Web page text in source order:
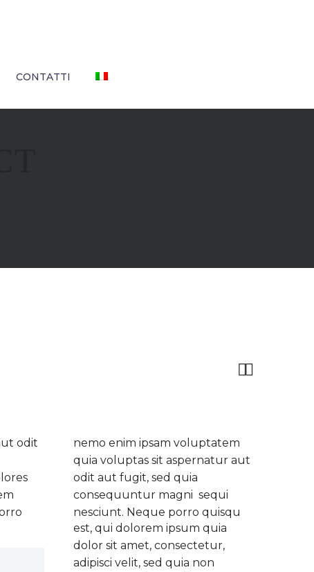
CONTATTI

odit
nemo enim ipsam voluptatem
quia voluptas sit aspernatur aut
odit aut fugit, sed quia
consequuntur magni sequi
nesciunt. Neque porro quisqu
est, qui dolorem ipsum quia
dolor sit amet, consectetur,
adipisci velit, sed quia non